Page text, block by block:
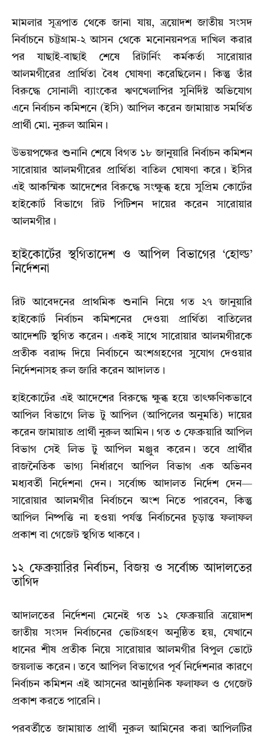
মামলার সূত্রপাত থেকে জানা যায়, ত্রয়োদশ জাতীয় সংসদ
নির্বাচনে চট্টগ্রাম-২ আসন থেকে মনোনয়নপত্র দাখিল করার
পর যাছাই-বাছাই শেষে রিটার্নিং কর্মকর্তা সারোয়ার
আলমগীরের প্রার্থিতা বৈধ ঘোষণা করেছিলেন। কিন্তু তাঁর
বিরুদ্ধে সোনালী ব্যাংকের ঋণখেলাপির সুনির্দিষ্ট অভিযোগ
এনে নির্বাচন কমিশনে (ইসি) আপিল করেন জামায়াত সমর্থিত
প্রার্থী মো. নুরুল আমিন।
উভয়পক্ষের শুনানি শেষে বিগত ১৮ জানুয়ারি নির্বাচন কমিশন
সারোয়ার আলমগীরের প্রার্থিতা বাতিল ঘোষণা করে। ইসির
এই আকস্মিক আদেশের বিরুদ্ধে সংক্ষুব্ধ হয়ে সুপ্রিম কোর্টের
হাইকোর্ট বিভাগে রিট পিটিশন দায়ের করেন সারোয়ার
আলমগীর।
হাইকোর্টের স্থগিতাদেশ ও আপিল বিভাগের ‘হোল্ড’
নির্দেশনা
রিট আবেদনের প্রাথমিক শুনানি নিয়ে গত ২৭ জানুয়ারি
হাইকোর্ট নির্বাচন কমিশনের দেওয়া প্রার্থিতা বাতিলের
আদেশটি স্থগিত করেন। একই সাথে সারোয়ার আলমগীরকে
প্রতীক বরাদ্দ দিয়ে নির্বাচনে অংশগ্রহণের সুযোগ দেওয়ার
নির্দেশনাসহ রুল জারি করেন আদালত।
হাইকোর্টের এই আদেশের বিরুদ্ধে ক্ষুব্ধ হয়ে তাৎক্ষণিকভাবে
আপিল বিভাগে লিভ টু আপিল (আপিলের অনুমতি) দায়ের
করেন জামায়াত প্রার্থী নুরুল আমিন। গত ৩ ফেব্রুয়ারি আপিল
বিভাগ সেই লিভ টু আপিল মঞ্জুর করেন। তবে প্রার্থীর
রাজনৈতিক ভাগ্য নির্ধারণে আপিল বিভাগ এক অভিনব
মধ্যবর্তী নির্দেশনা দেন। সর্বোচ্চ আদালত নির্দেশ দেন—
সারোয়ার আলমগীর নির্বাচনে অংশ নিতে পারবেন, কিন্তু
আপিল নিষ্পত্তি না হওয়া পর্যন্ত নির্বাচনের চূড়ান্ত ফলাফল
প্রকাশ বা গেজেট স্থগিত থাকবে।
১২ ফেব্রুয়ারির নির্বাচন, বিজয় ও সর্বোচ্চ আদালতের
তাগিদ
আদালতের নির্দেশনা মেনেই গত ১২ ফেব্রুয়ারি ত্রয়োদশ
জাতীয় সংসদ নির্বাচনের ভোটগ্রহণ অনুষ্ঠিত হয়, যেখানে
ধানের শীষ প্রতীক নিয়ে সারোয়ার আলমগীর বিপুল ভোটে
জয়লাভ করেন। তবে আপিল বিভাগের পূর্ব নির্দেশনার কারণে
নির্বাচন কমিশন এই আসনের আনুষ্ঠানিক ফলাফল ও গেজেট
প্রকাশ করতে পারেনি।
পরবর্তীতে জামায়াত প্রার্থী নুরুল আমিনের করা আপিলটির